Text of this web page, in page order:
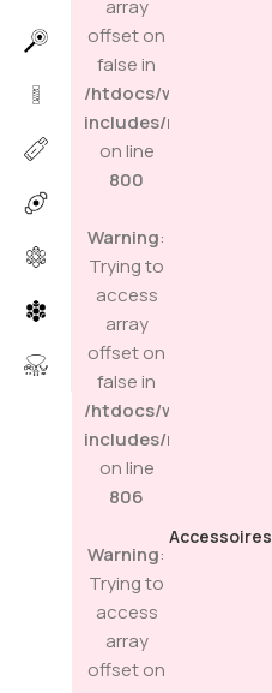
array
offset on
false in
/htdocs/wp-
includes/media.php
on line
800
Warning:
Trying to
access
array
offset on
false in
/htdocs/wp-
includes/media.php
on line
806
Warning:
Trying to
access
array
offset on
Accessoires